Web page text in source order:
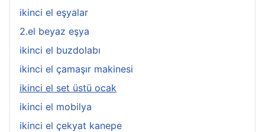
ikinci el eşyalar
2.el beyaz eşya
ikinci el buzdolabı
ikinci el çamaşır makinesi
ikinci el set üstü ocak
ikinci el mobilya
ikinci el çekyat kanepe